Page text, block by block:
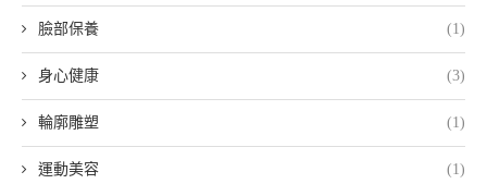
臉部保養 (1)
身心健康 (3)
輪廓雕塑 (1)
運動美容 (1)